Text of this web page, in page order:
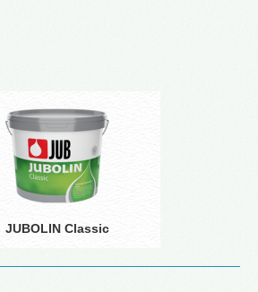
JUBOLIN Classic